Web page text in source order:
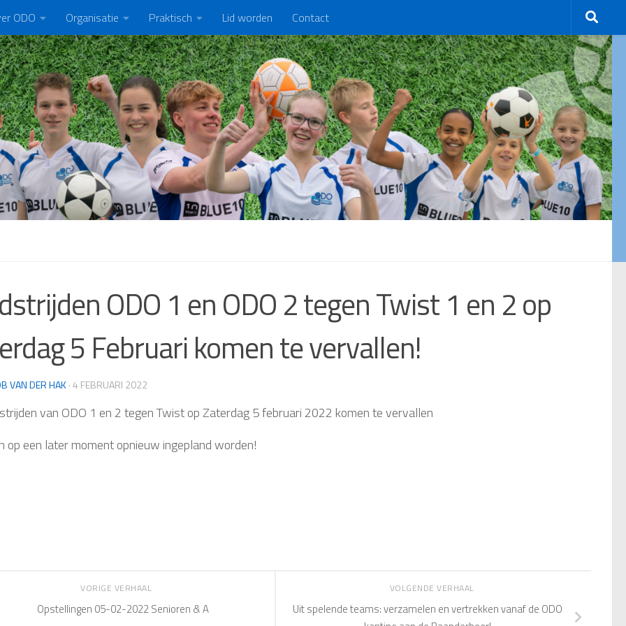
ODO Organisatie Praktisch Lid worden Contact
ODO 1 en ODO 2 tegen Twist 1 en 2 op
5 Februari komen te vervallen!
VAN DER HAK·4 FEBRUARI 2022
van ODO 1 en 2 tegen Twist op Zaterdag 5 februari 2022 komen te vervallen
op een later moment opnieuw ingepland worden!
VOLGENDE VERHAAL
Uit spelende teams: verzamelen en vertrekken vanaf de ODO
VORIGE VERHAAL
Opstellingen 05-02-2022 Senioren & A